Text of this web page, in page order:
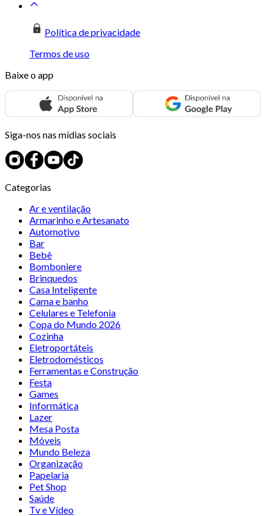
Política de privacidade
Termos de uso
Baixe o app
Siga-nos nas mídias sociais
Categorias
Ar e ventilação
Armarinho e Artesanato
Automotivo
Bar
Bebê
Bomboniere
Brinquedos
Casa Inteligente
Cama e banho
Celulares e Telefonia
Copa do Mundo 2026
Cozinha
Eletroportáteis
Eletrodomésticos
Ferramentas e Construção
Festa
Games
Informática
Lazer
Mesa Posta
Móveis
Mundo Beleza
Organização
Papelaria
Pet Shop
Saúde
Tv e Vídeo